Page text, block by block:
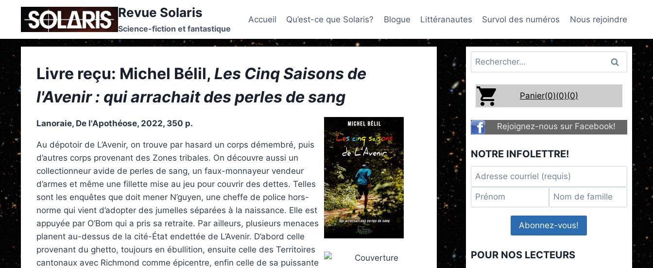
content
Revue Solaris
Science-fiction et fantastique
Accueil Qu’est-ce que Solaris? Blogue Littéranautes Survol des numéros Nous rejoindre
Livre reçu: Michel Bélil, Les Cinq Saisons de
l'Avenir : qui arrachait des perles de sang
Lanoraie, De l'Apothéose, 2022, 350 p.
Au dépotoir de L’Avenir, on trouve par hasard un corps démembré, puis
d’autres corps provenant des Zones tribales. On découvre aussi un
collectionneur avide de perles de sang, un faux-monnayeur vendeur
d’armes et même une fillette mise au jeu pour couvrir des dettes. Telles
sont les enquêtes que doit mener N’guyen, une cheffe de police hors-
norme qui vient d’adopter des jumelles séparées à la naissance. Elle est
appuyée par O’Bom qui a pris sa retraite. Par ailleurs, plusieurs menaces
planent au-dessus de la cité-État endettée de L’Avenir. D’abord celle
provenant du ghetto, toujours en ébullition, ensuite celle des Territoires
cantonaux avec Richmond comme épicentre, enfin celle de sa puissante
Rechercher :
Panier(0)(0)(0)
Rejoignez-nous sur Facebook!
NOTRE INFOLETTRE!
POUR NOS LECTEURS